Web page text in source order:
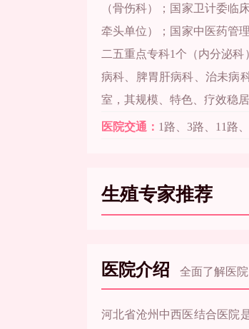
（骨伤科）；国家卫计委临
牵头单位）；国家中医药管
二五重点专科1个（内分泌
病科、脾胃肝病科、治未病
室，其规模、特色、疗效稳居
医院交通： 1路、3路、11路
生殖专家推荐
医院介绍 全面了解医院
河北省沧州中西医结合医院